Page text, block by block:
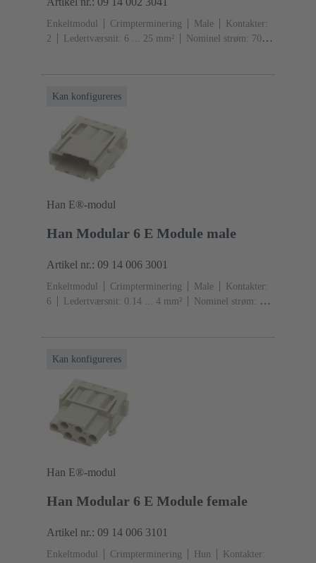
Enkeltmodul Crimpterminering Male
Kontakter:
2
Ledertværsnit: 6 ... 25 mm²
Nominel strøm: ‌70
Kan konfigureres
Han E®-modul
Han Modular 6 E Module male
Artikel nr.: 09 14 006 3001
Enkeltmodul Crimpterminering Male
Kontakter:
6
Ledertværsnit: 0.14 ... 4 mm²
Nominel strøm: ‌16
Kan konfigureres
Han E®-modul
Han Modular 6 E Module female
Artikel nr.: 09 14 006 3101
Enkeltmodul Crimpterminering Hun
Kontakter: